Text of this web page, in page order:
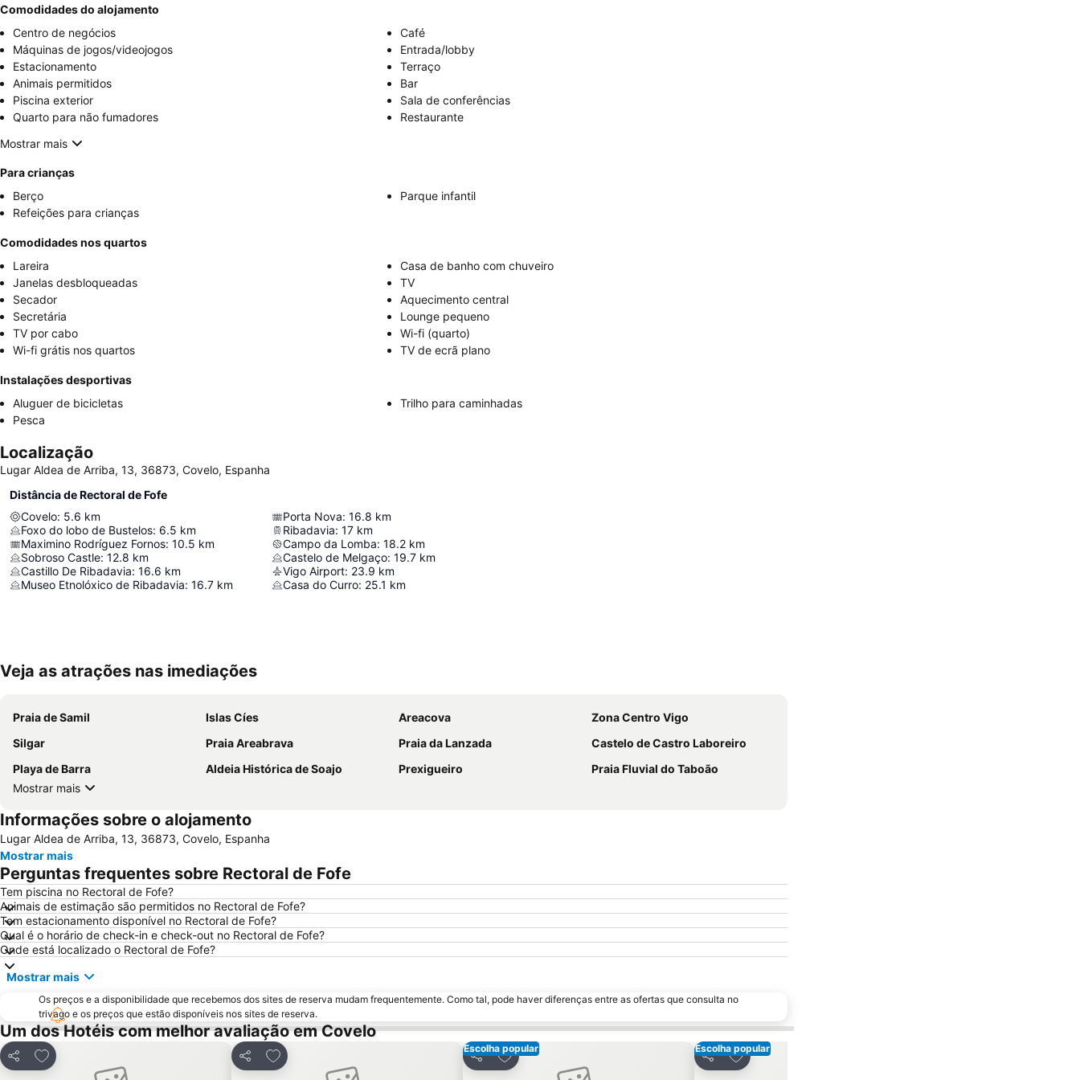
Comodidades do alojamento
Centro de negócios
Café
Máquinas de jogos/videojogos
Entrada/lobby
Estacionamento
Terraço
Animais permitidos
Bar
Piscina exterior
Sala de conferências
Quarto para não fumadores
Restaurante
Mostrar mais
Para crianças
Berço
Parque infantil
Refeições para crianças
Comodidades nos quartos
Lareira
Casa de banho com chuveiro
Janelas desbloqueadas
TV
Secador
Aquecimento central
Secretária
Lounge pequeno
TV por cabo
Wi-fi (quarto)
Wi-fi grátis nos quartos
TV de ecrã plano
Instalações desportivas
Aluguer de bicicletas
Trilho para caminhadas
Pesca
Localização
Lugar Aldea de Arriba, 13, 36873, Covelo, Espanha
Distância de Rectoral de Fofe
Covelo: 5.6 km
Foxo do lobo de Bustelos: 6.5 km
Maximino Rodríguez Fornos: 10.5 km
Sobroso Castle: 12.8 km
Castillo De Ribadavia: 16.6 km
Museo Etnolóxico de Ribadavia: 16.7 km
Porta Nova: 16.8 km
Ribadavia: 17 km
Campo da Lomba: 18.2 km
Castelo de Melgaço: 19.7 km
Vigo Airport: 23.9 km
Casa do Curro: 25.1 km
Veja as atrações nas imediações
Praia de Samil Islas Cíes Areacova
Zona Centro Vigo
Silgar
Praia Areabrava Praia da Lanzada
Castelo de Castro Laboreiro
Playa de Barra
Aldeia Histórica de Soajo Prexigueiro
Praia Fluvial do Taboão
Mostrar mais
Informações sobre o alojamento
Lugar Aldea de Arriba, 13, 36873, Covelo, Espanha
Mostrar mais
Perguntas frequentes sobre Rectoral de Fofe
Tem piscina no Rectoral de Fofe?
Animais de estimação são permitidos no Rectoral de Fofe?
Tem estacionamento disponível no Rectoral de Fofe?
Qual é o horário de check-in e check-out no Rectoral de Fofe?
Onde está localizado o Rectoral de Fofe?
Mostrar mais
Os preços e a disponibilidade que recebemos dos sites de reserva mudam frequentemente. Como tal, pode haver diferenças entre as ofertas que consulta no
trivago e os preços que estão disponíveis nos sites de reserva.
Um dos Hotéis com melhor avaliação em Covelo
Partilhar
Adicionar aos favoritos
Partilhar
Adicionar aos favoritos Escolha popular
Partilhar
Adicionar aos favoritos Escolha popular
Partilhar
Adicionar aos favoritos